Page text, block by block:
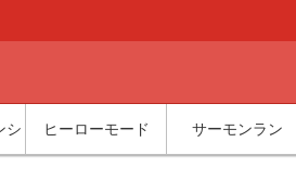
ションヒーローモード サーモンラン